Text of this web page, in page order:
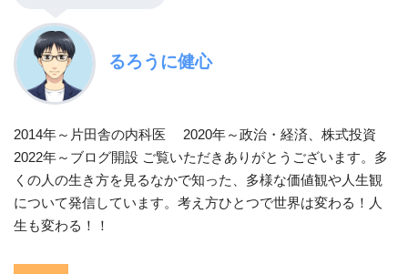
るろうに健心
2014年～片田舎の内科医 2020年～政治・経済、株式投資
2022年～ブログ開設 ご覧いただきありがとうございます。多
くの人の生き方を見るなかで知った、多様な価値観や人生観
について発信しています。考え方ひとつで世界は変わる！人
生も変わる！！